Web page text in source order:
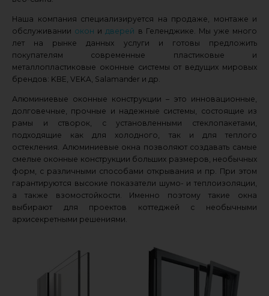
Наша компания специализируется на продаже, монтаже и
обслуживании окон идверей в Геленджике. Мы уже много
лет на рынке данных услуги и готовы предложить
покупателям современные пластиковые и
металлопластиковые оконные системы от ведущих мировых
брендов: KBE, VEKA, Salamander и др.
Алюминиевые оконные конструкции – это инновационные,
долговечные, прочные и надежные системы, состоящие из
рамы и створок, с установленными стеклопакетами,
подходящие как для холодного, так и для теплого
остекления. Алюминиевые окна позволяют создавать самые
смелые оконные конструкции больших размеров, необычных
форм, с различными способами открывания и пр. При этом
гарантируются высокие показатели шумо- и теплоизоляции,
а также взомостойкости. Именно поэтому такие окна
выбирают для проектов коттеджей с необычными
архисекретными решениями.